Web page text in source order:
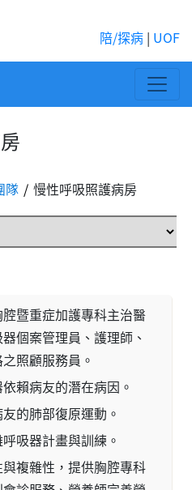
陪/探病 | UOF
隊 慢性呼吸照護病房
暨重症加護專科主治醫
個案管理員、護理師、
照顧服務員。
賴病友的潛在病因。
的肺部復原運動。
吸器計畫與訓練。
複雜性，提供胸腔專科